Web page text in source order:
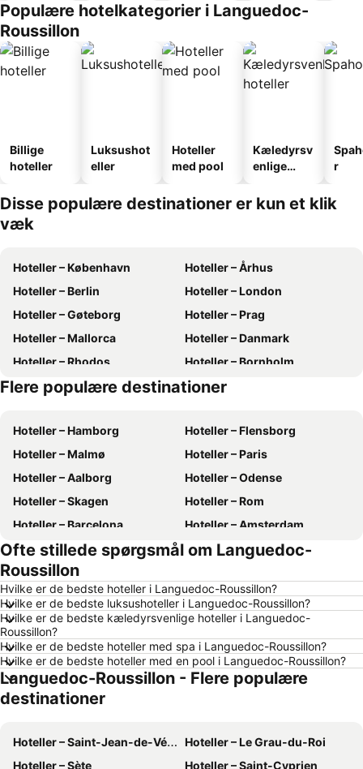
Populære hotelkategorier i Languedoc-
Roussillon
Billige
hoteller
Luksushot
eller
Hoteller
med pool
Kæledyrsv
enlige
r
Disse populære destinationer er kun et klik
væk
Hoteller – København
Hoteller – Århus
Hoteller – Berlin
Hoteller – London
Hoteller – Gøteborg
Hoteller – Prag
Hoteller – Mallorca
Hoteller – Danmark
Hoteller – Rhodos
Hoteller – Bornholm
Hoteller – Tyskland
Hoteller – Gardasøen
Flere populære destinationer
Hoteller – Hamborg
Hoteller – Flensborg
Hoteller – Malmø
Hoteller – Paris
Hoteller – Aalborg
Hoteller – Odense
Hoteller – Skagen
Hoteller – Rom
Hoteller – Barcelona
Hoteller – Amsterdam
Hoteller – Alanya
Hoteller – Lübeck
Hoteller – Stockholm
Hoteller – Kiel
Hoteller – Málaga
Hoteller – Sønderborg
Hoteller – Gdańsk
Hoteller – Silkeborg
Hoteller – Kreta
Hoteller – Antalya
Hoteller – Region Nordjylland
Hoteller – Fyn
Hoteller – Grækenland
Hoteller – Harzen
Hoteller – Italien
Hoteller – Slesvig-Holsten
Hoteller – Sverige
Ofte stillede spørgsmål om Languedoc-
Roussillon
Hvilke er de bedste hoteller i Languedoc-Roussillon?
Hvilke er de bedste luksushoteller i Languedoc-Roussillon?
Hvilke er de bedste kæledyrsvenlige hoteller i Languedoc-
Roussillon?
Hvilke er de bedste hoteller med spa i Languedoc-Roussillon?
Hvilke er de bedste hoteller med en pool i Languedoc-Roussillon?
Languedoc-Roussillon - Flere populære
destinationer
Hoteller – Saint-Jean-de-Védas
Hoteller – Le Grau-du-Roi
Hoteller – Sète
Hoteller – Saint-Cyprien